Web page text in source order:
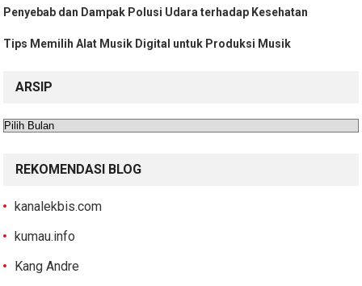
Penyebab dan Dampak Polusi Udara terhadap Kesehatan
Tips Memilih Alat Musik Digital untuk Produksi Musik
ARSIP
Arsip
REKOMENDASI BLOG
kanalekbis.com
kumau.info
Kang Andre